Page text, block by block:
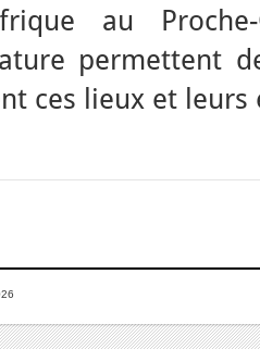
au
permettent
ces lieux et leurs